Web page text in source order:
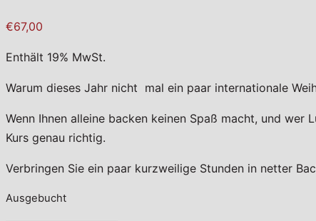
€67,00
Enthält 19% MwSt.
Warum dieses Jahr nicht mal ein paar internationale
Wenn Ihnen alleine backen keinen Spaß macht, und
Kurs genau richtig.
Verbringen Sie ein paar kurzweilige Stunden in netter
Ausgebucht